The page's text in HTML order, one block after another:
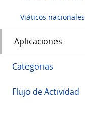
Viáticos nacionales
Aplicaciones
Categorias
Flujo de Actividad